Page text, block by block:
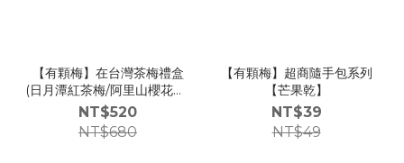
【有顆梅】在台灣茶梅禮盒
(日月潭紅茶梅/阿里山櫻花李/
梅山茉莉脆梅/凍頂烏龍茶梅)
/SINCE1949
NT$520
NT$680
【有顆梅】超商隨手包系列
【芒果乾】
NT$39
NT$49